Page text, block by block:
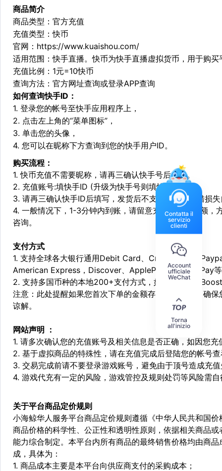
商品简介
商品类型：官方充值
充值类型：快币
官网： https://www.kuaishou.com/
适用范围：快手直播。快币为快手直播虚拟货币，用于购买
充值比例：1元=10快币
查询方法：官方网址查询或登录APP查询
如何查询快手ID：
1. 登录您的帐号至快手应用程序上，
2. 点击左上角的“菜单图标”，
3. 单击您的头像，
4. 您可以在昵称下方查询到您的快手用户ID。
购买流程：
1. 快币充值不需要昵称，请再三确认快手号后付款。
2. 充值账号:填快手ID (升级为快手号则填快手号)
3. 请再三确认快手ID后填写，发货后不支持退换，填错损
4. 一般情况下，1-3分钟内到账，请留意充值之前的余额
咨询。
支付方式
1. 支持全球各大银行通用Debit Card、Credit Card和
American Express，Discover、ApplePay和GooglePay
2. 支持多国币种的本地200+支付方式，如：Alipay，
注意：此处提醒如果您首次下单的金额存在异常，为了确
谅解。
网站声明 ：
1. 请多次确认您的充值账号及相关信息是否正确，如因您
2. 基于虚拟商品的特殊性，请在充值完成后登陆您的帐号
3. 交易完成前请不要登录游戏账号，避免由于顶号造成充
4. 游戏代充有一定的风险，游戏管控及规则处罚等风险需
关于平台商品定价规则
小海鲸华人服务平台商品定价规则遵循《中华人民共和国
商品价格的科学性、公正性和透明性原则，依据相关商品
能力综合制定。本平台内所有商品的最终销售价格均由商
成，具体为：
1. 商品成本主要是本平台向供应商支付的采购成本；
Contatta il
servizio
clienti
Account
ufficiale
WeChat
Torna
all'inizio